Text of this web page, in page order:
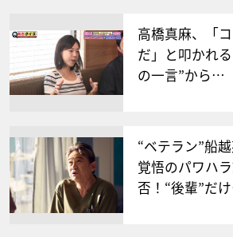
高橋真麻、「
だ」と叩かれ
の一言”から…
“ベテラン”船
覚悟のパワハ
否！“後輩”だ